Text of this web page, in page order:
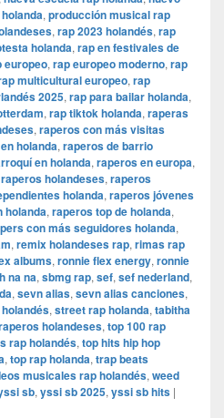
, producción musical rap
, rap 2023 holandés, rap
holanda, rap en festivales de
europeo, rap europeo moderno, rap
multicultural europeo, rap
2025, rap para bailar holanda,
, rap tiktok holanda, raperas
, raperos con más visitas
holanda, raperos de barrio
en holanda, raperos en europa,
raperos holandeses, raperos
holanda, raperos jóvenes
holanda, raperos top de holanda,
con más seguidores holanda,
, remix holandeses rap, rimas rap
albums, ronnie flex energy, ronnie
na na, sbmg rap, sef, sef nederland,
, sevn alias, sevn alias canciones,
, street rap holanda, tabitha
holandeses, top 100 rap
rap holandés, top hits hip hop
, top rap holanda, trap beats
musicales rap holandés, weed
sb, yssi sb 2025, yssi sb hits |